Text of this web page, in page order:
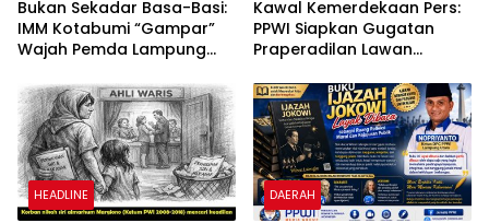
​Bukan Sekadar Basa-Basi:
IMM Kotabumi “Gampar”
Wajah Pemda Lampung
Tuntutan
Kawal Kemerdekaan Pers:
PPWI Siapkan Gugatan
Praperadilan Lawan
Reskrim Pekanbaru
HEADLINE DAERAH